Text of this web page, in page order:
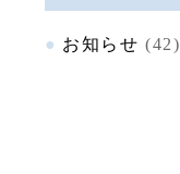
お知らせ (42)